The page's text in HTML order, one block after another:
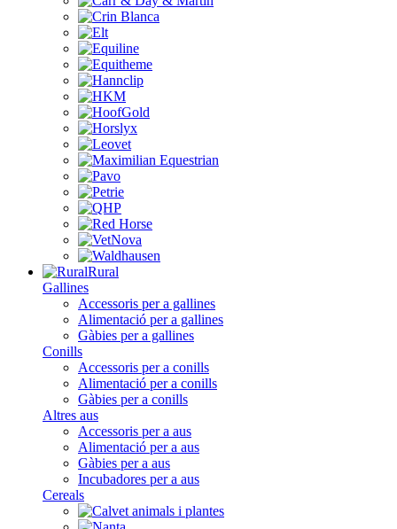
Rural
Gallines
Accessoris per a gallines
Alimentació per a gallines
Gàbies per a gallines
Conills
Accessoris per a conills
Alimentació per a conills
Gàbies per a conills
Altres aus
Accessoris per a aus
Alimentació per a aus
Gàbies per a aus
Incubadores per a aus
Cereals